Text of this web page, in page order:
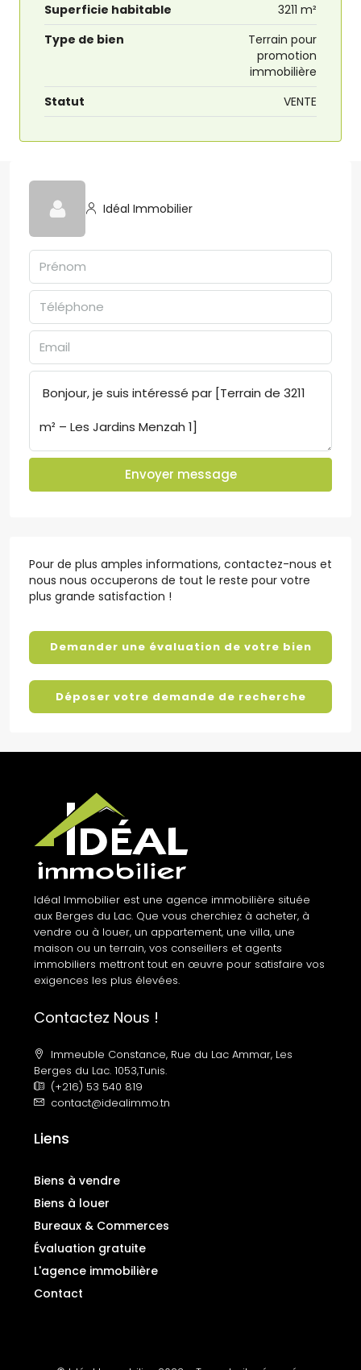
Superficie habitable
3211 m²
Type de bien
Terrain pour
promotion
immobilière
Statut
VENTE
Idéal Immobilier
Envoyer message
Pour de plus amples informations, contactez-nous et
nous nous occuperons de tout le reste pour votre
plus grande satisfaction !
Demander une évaluation de votre bien
Déposer votre demande de recherche
Idéal Immobilier est une agence immobilière située
aux Berges du Lac. Que vous cherchiez à acheter, à
vendre ou à louer, un appartement, une villa, une
maison ou un terrain, vos conseillers et agents
immobiliers mettront tout en œuvre pour satisfaire vos
exigences les plus élevées.
Contactez Nous !
Immeuble Constance, Rue du Lac Ammar, Les
Berges du Lac. 1053,Tunis.
(+216) 53 540 819
contact@idealimmo.tn
Liens
Biens à vendre
Biens à louer
Bureaux & Commerces
Évaluation gratuite
L'agence immobilière
Contact